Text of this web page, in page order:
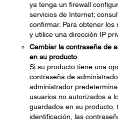
ya tenga un firewall
servicios de Internet;
confirmar. Para obtener
y utilice una dirección IP
Cambiar la contraseña de
en su producto
Si su producto tiene una
contraseña de
administrador
usuarios no autorizados a
guardados en su producto,
identificación, las